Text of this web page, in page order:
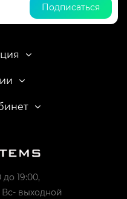
Подписаться
19:00,
Вс- выходной